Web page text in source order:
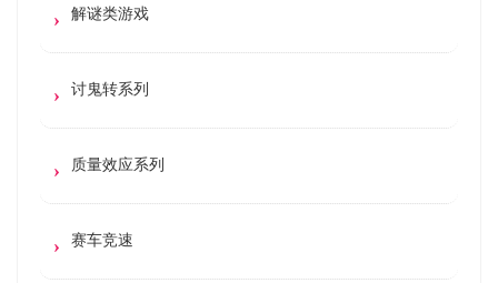
解谜类游戏
讨鬼转系列
质量效应系列
赛车竞速